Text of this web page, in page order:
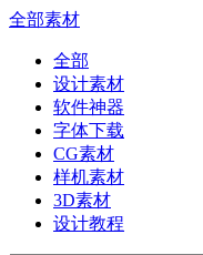
全部素材
全部
设计素材
软件神器
字体下载
CG素材
样机素材
3D素材
设计教程